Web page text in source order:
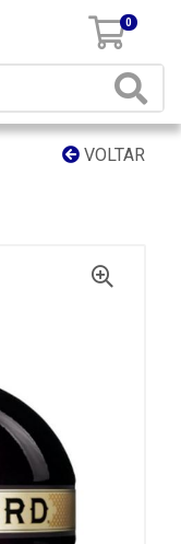
0
VOLTAR